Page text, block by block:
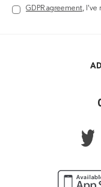
GDPR agreement, I've